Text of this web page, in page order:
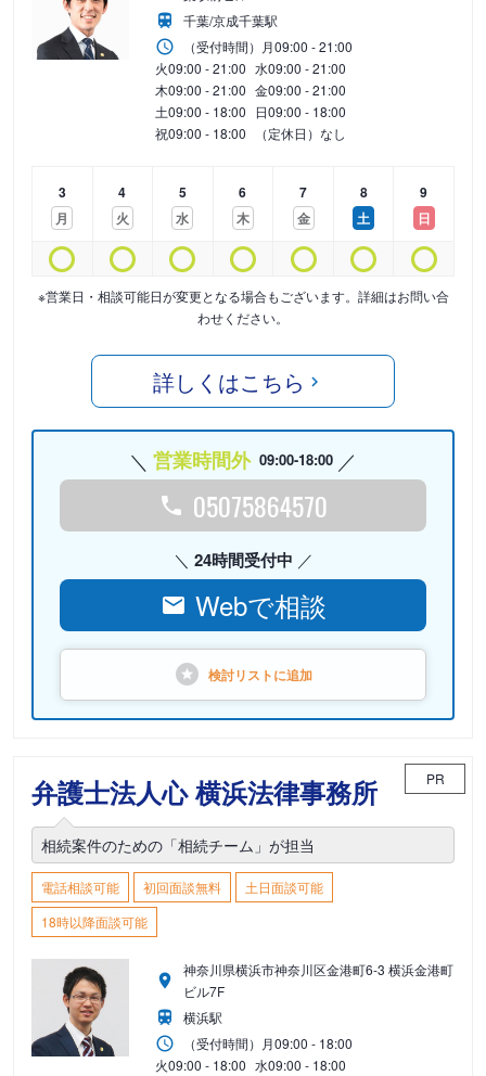
千葉/京成千葉駅
（受付時間） 月09:00 - 21:00
火09:00 - 21:00 水09:00 - 21:00
木09:00 - 21:00 金09:00 - 21:00
土09:00 - 18:00 日09:00 - 18:00
祝09:00 - 18:00 （定休日）なし
3
月
4
火
5
水
6
木
7
金
8
土
9
日
※営業日・相談可能日が変更となる場合もございます。詳細はお問い合
わせください。
詳しくはこちら
営業時間外 09:00-18:00
05075864570
24時間受付中
Webで相談
検討リストに追加
弁護士法人心 横浜法律事務所 PR
相続案件のための「相続チーム」が担当
電話相談可能 初回面談無料
土日面談可能
18時以降面談可能
神奈川県横浜市神奈川区金港町6-3 横浜金港町
ビル7F
横浜駅
（受付時間） 月09:00 - 18:00
火09:00 - 18:00 水09:00 - 18:00